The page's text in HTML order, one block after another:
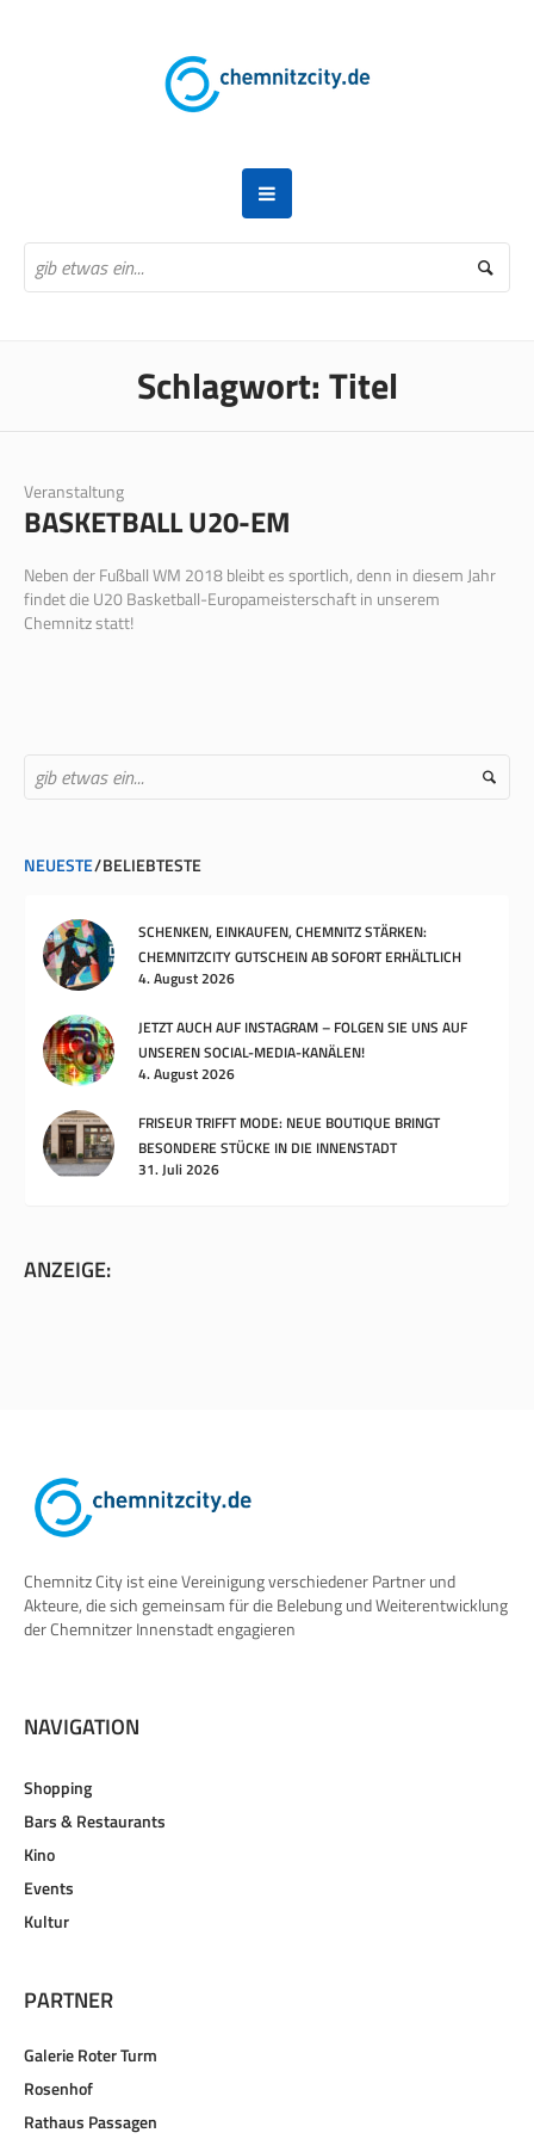
Schlagwort:Titel
Veranstaltung
BASKETBALL U20-EM
Neben der Fußball WM 2018 bleibt es sportlich, denn in diesem Jahr
findet die U20 Basketball-Europameisterschaft in unserem
Chemnitz statt!
NEUESTE BELIEBTESTE
SCHENKEN, EINKAUFEN, CHEMNITZ STÄRKEN:
CHEMNITZCITY GUTSCHEIN AB SOFORT ERHÄLTLICH
4. August 2026
JETZT AUCH AUF INSTAGRAM – FOLGEN SIE UNS AUF
UNSEREN SOCIAL-MEDIA-KANÄLEN!
4. August 2026
FRISEUR TRIFFT MODE: NEUE BOUTIQUE BRINGT
BESONDERE STÜCKE IN DIE INNENSTADT
31. Juli 2026
ANZEIGE:
Chemnitz City ist eine Vereinigung verschiedener Partner und
Akteure, die sich gemeinsam für die Belebung und Weiterentwicklung
der Chemnitzer Innenstadt engagieren
NAVIGATION
Shopping
Bars & Restaurants
Kino
Events
Kultur
PARTNER
Galerie Roter Turm
Rosenhof
Rathaus Passagen